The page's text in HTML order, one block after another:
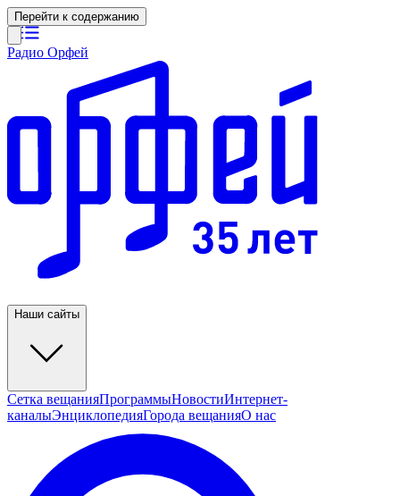
Перейти к содержанию
Радио Орфей
Наши сайты
Сетка вещанияПрограммыНовостиИнтернет-
каналыЭнциклопедияГорода вещанияО нас